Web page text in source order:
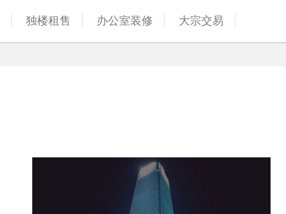
独楼租售 办公室装修 大宗交易